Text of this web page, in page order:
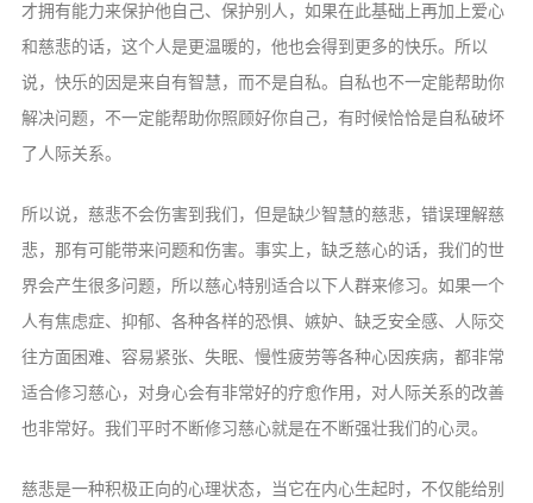
才拥有能力来保护他自己、保护别人，如果在此基础上再加上爱心
和慈悲的话，这个人是更温暖的，他也会得到更多的快乐。所以
说，快乐的因是来自有智慧，而不是自私。自私也不一定能帮助你
解决问题，不一定能帮助你照顾好你自己，有时候恰恰是自私破坏
了人际关系。
所以说，慈悲不会伤害到我们，但是缺少智慧的慈悲，错误理解慈
悲，那有可能带来问题和伤害。事实上，缺乏慈心的话，我们的世
界会产生很多问题，所以慈心特别适合以下人群来修习。如果一个
人有焦虑症、抑郁、各种各样的恐惧、嫉妒、缺乏安全感、人际交
往方面困难、容易紧张、失眠、慢性疲劳等各种心因疾病，都非常
适合修习慈心，对身心会有非常好的疗愈作用，对人际关系的改善
也非常好。我们平时不断修习慈心就是在不断强壮我们的心灵。
慈悲是一种积极正向的心理状态，当它在内心生起时，不仅能给别